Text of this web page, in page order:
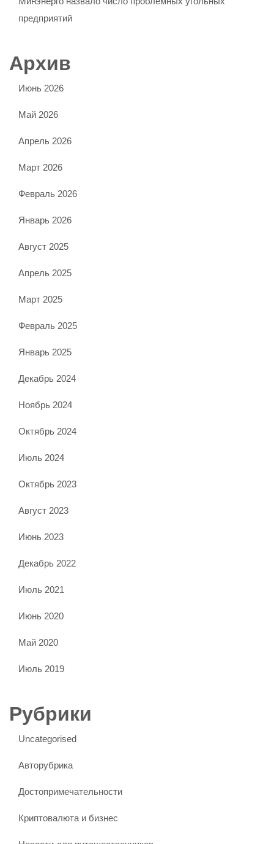
предприятий
Архив
Июнь 2026
Май 2026
Апрель 2026
Март 2026
Февраль 2026
Январь 2026
Август 2025
Апрель 2025
Март 2025
Февраль 2025
Январь 2025
Декабрь 2024
Ноябрь 2024
Октябрь 2024
Июль 2024
Октябрь 2023
Август 2023
Июнь 2023
Декабрь 2022
Июль 2021
Июнь 2020
Май 2020
Июль 2019
Рубрики
Uncategorised
Авторубрика
Достопримечательности
Криптовалюта и бизнес